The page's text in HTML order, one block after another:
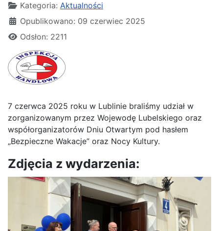
Kategoria: Aktualności
Opublikowano: 09 czerwiec 2025
Odsłon: 2211
7 czerwca 2025 roku w Lublinie braliśmy udział w
zorganizowanym przez Wojewodę Lubelskiego oraz
współorganizatorów Dniu Otwartym pod hasłem
„Bezpieczne Wakacje” oraz Nocy Kultury.
Zdjęcia z wydarzenia: